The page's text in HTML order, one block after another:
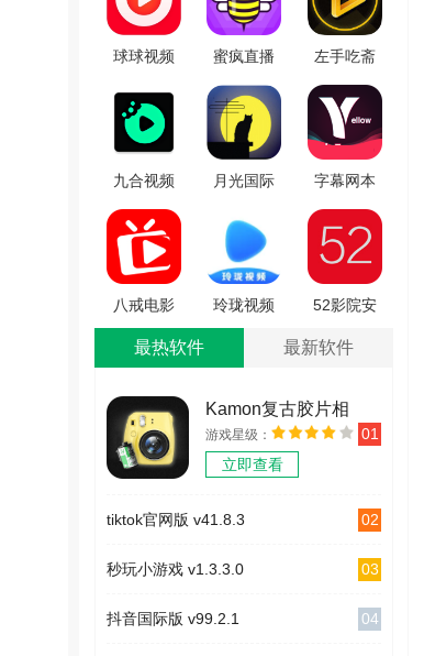
球球视频
版 V2.2.1
蜜疯直播
官方最新
版 V3.9.2
左手吃斋
手机最新
版 V1.5.0
九合视频
本正版
V4.3.0
月光国际
V3.3.4
字幕网本
应用官方
最新版
V1.4.2
八戒电影
网原版
V1.0
玲珑视频
官方最新
52影院安
最热软件 最新软件
Kamon复古胶片相
机 v2.2.2
游戏星级：
立即查看
01
tiktok官网版 v41.8.3 02
秒玩小游戏 v1.3.3.0 03
抖音国际版 v99.2.1 04